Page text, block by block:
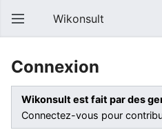
Wikonsult
Connexion
Wikonsult est fait par des
Connectez-vous pour